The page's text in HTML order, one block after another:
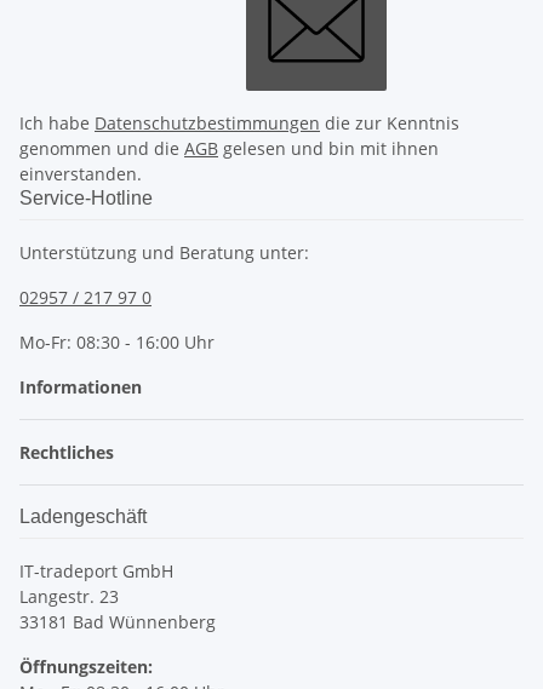
Ich habe Datenschutzbestimmungen die zur Kenntnis
genommen und die AGB gelesen und bin mit ihnen
einverstanden.
Service-Hotline
Unterstützung und Beratung unter:
02957 / 217 97 0
Mo-Fr: 08:30 - 16:00 Uhr
Informationen
Rechtliches
Ladengeschäft
IT-tradeport GmbH
Langestr. 23
33181 Bad Wünnenberg
Öffnungszeiten: